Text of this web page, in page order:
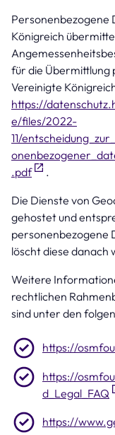
Personenbezogene
Königreich
für die Übermittlung
Vereinigte
https://
e/files/2022-
11/
.pdf
.
Die Dienste von
gehostet und
personenbezogene
löscht diese danach
Weitere
rechtlichen
sind unter den
https://
https://
d_Legal_FAQ
https://